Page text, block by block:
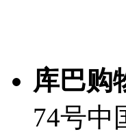
库巴购
74号中